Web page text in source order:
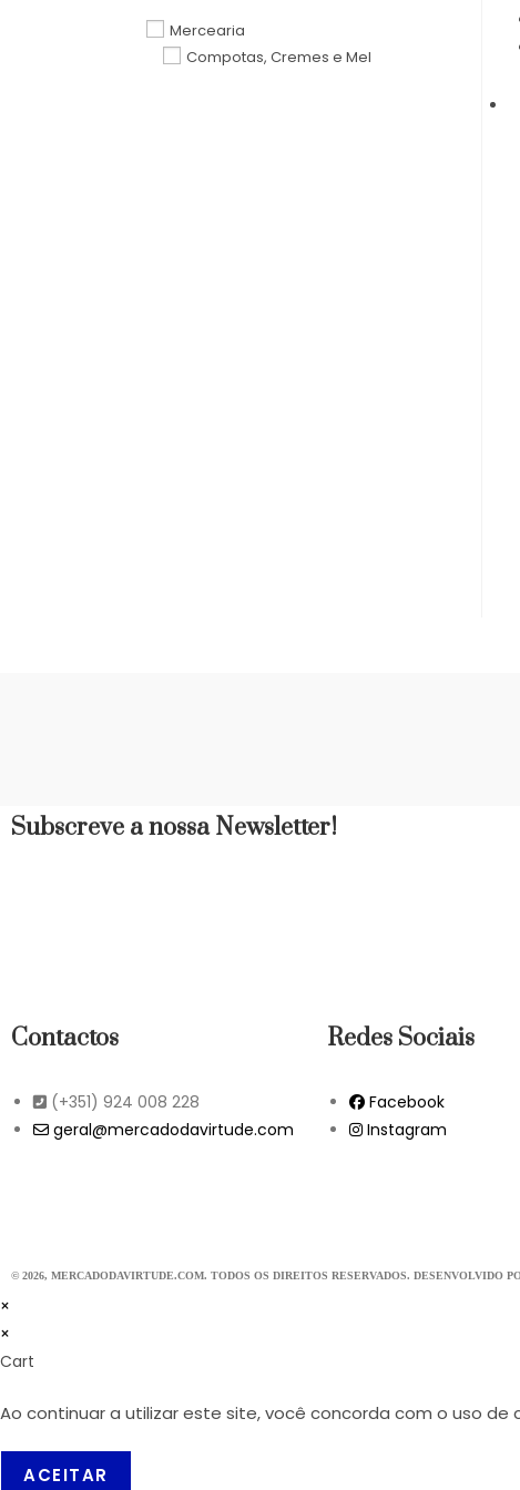
Mercearia
Compotas, Cremes e Mel
Subscreve a nossa Newsletter!
Contactos
(+351) 924 008 228
geral@mercadodavirtude.com
Redes Sociais
Facebook
Instagram
© 2026, MERCADODAVIRTUDE.COM. TODOS OS DIREITOS RESERVADOS. DESENVOLVIDO
×
×
Cart
Ao continuar a utilizar este site, você concorda com o uso de
ACEITAR